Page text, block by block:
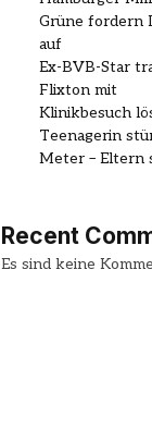
Grüne fordern
auf
Ex-BVB-Star
Flixton mit
Klinikbesuch
Teenagerin
Meter – Eltern
Recent
Es sind keine